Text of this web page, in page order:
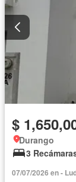
$
Durango
3
07/07/2026 en -